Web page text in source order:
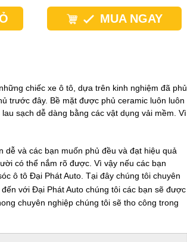
MUA NGAY
chiếc xe ô tô, dựa trên kinh nghiệm đã phủ
trước đây. Bề mặt được phủ ceramic luôn luôn
sạch dễ dàng bằng các vật dụng vải mềm. Vì
và các bạn muốn phủ đều và đạt hiệu quả
có thể nắm rõ được. Vì vậy nếu các bạn
ô tô Đại Phát Auto. Tại đây chúng tôi chuyên
đến với Đại Phát Auto chúng tôi các bạn sẽ được
chuyên nghiệp chúng tôi sẽ tho công trong